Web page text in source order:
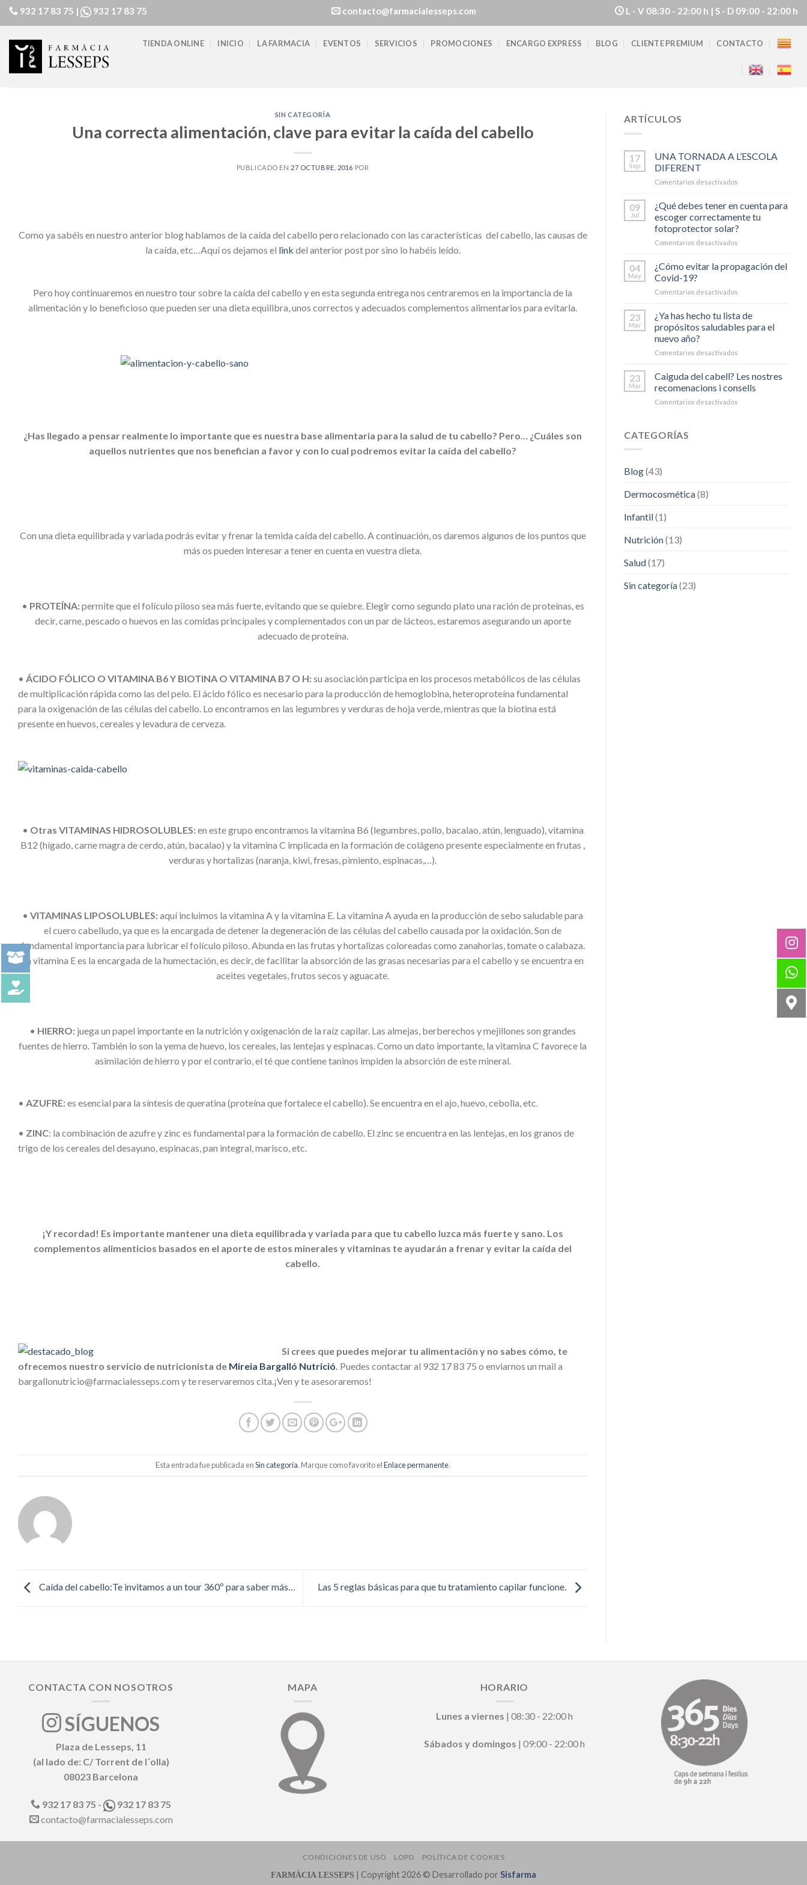
Skip
content
932 17 83 75 | 932 17 83 75 contacto@farmacialesseps.com L - V 08:30 - 22:00 h | S - D 09:00 - 22:00 h
TIENDA ONLINE INICIO LA FARMACIA EVENTOS SERVICIOS PROMOCIONES ENCARGO EXPRESS BLOG CLIENTE PREMIUM CONTACTO
SIN CATEGORÍA
Una correcta alimentación, clave para evitar la caída del cabello
PUBLICADO EN 27 OCTUBRE, 2016 POR
Como ya sabéis en nuestro anterior blog hablamos de la caída del cabello pero relacionado con las características del cabello, las causas de
la caída, etc…Aquí os dejamos el link del anterior post por sino lo habéis leído.
Pero hoy continuaremos en nuestro tour sobre la caída del cabello y en esta segunda entrega nos centraremos en la importancia de la
alimentación y lo beneficioso que pueden ser una dieta equilibra, unos correctos y adecuados complementos alimentarios para evitarla.
¿Has llegado a pensar realmente lo importante que es nuestra base alimentaria para la salud de tu cabello? Pero… ¿Cuáles son
aquellos nutrientes que nos benefician a favor y con lo cual podremos evitar la caída del cabello?
Con una dieta equilibrada y variada podrás evitar y frenar la temida caída del cabello. A continuación, os daremos algunos de los puntos que
más os pueden interesar a tener en cuenta en vuestra dieta.
• PROTEÍNA:permite que el folículo piloso sea más fuerte, evitando que se quiebre. Elegir como segundo plato una ración de proteínas, es
decir, carne, pescado o huevos en las comidas principales y complementados con un par de lácteos, estaremos asegurando un aporte
adecuado de proteína.
• ÁCIDO FÓLICO O VITAMINA B6 Y BIOTINA O VITAMINA B7 O H:su asociación participa en los procesos metabólicos de las células
de multiplicación rápida como las del pelo. El ácido fólico es necesario para la producción de hemoglobina, heteroproteína fundamental
para la oxigenación de las células del cabello. Lo encontramos en las legumbres y verduras de hoja verde, mientras que la biotina está
presente en huevos, cereales y levadura de cerveza.
• Otras VITAMINAS HIDROSOLUBLES:en este grupo encontramos la vitamina B6 (legumbres, pollo, bacalao, atún, lenguado), vitamina
B12 (hígado, carne magra de cerdo, atún, bacalao) y la vitamina C implicada en la formación de colágeno presente especialmente en frutas ,
verduras y hortalizas (naranja, kiwi, fresas, pimiento, espinacas,…).
• VITAMINAS LIPOSOLUBLES:aquí incluimos la vitamina A y la vitamina E. La vitamina A ayuda en la producción de sebo saludable para
el cuero cabelludo, ya que es la encargada de detener la degeneración de las células del cabello causada por la oxidación. Son de
fundamental importancia para lubricar el folículo piloso. Abunda en las frutas y hortalizas coloreadas como zanahorias, tomate o calabaza.
La vitamina E es la encargada de la humectación, es decir, de facilitar la absorción de las grasas necesarias para el cabello y se encuentra en
aceites vegetales, frutos secos y aguacate.
• HIERRO: juega un papel importante en la nutrición y oxigenación de la raíz capilar. Las almejas, berberechos y mejillones son grandes
fuentes de hierro. También lo son la yema de huevo, los cereales, las lentejas y espinacas. Como un dato importante, la vitamina C favorece la
asimilación de hierro y por el contrario, el té que contiene taninos impiden la absorción de este mineral.
• AZUFRE:es esencial para la síntesis de queratina (proteína que fortalece el cabello). Se encuentra en el ajo, huevo, cebolla, etc.
• ZINC: la combinación de azufre y zinc es fundamental para la formación de cabello. El zinc se encuentra en las lentejas, en los granos de
trigo de los cereales del desayuno, espinacas, pan integral, marisco, etc.
¡Y recordad! Es importante mantener una dieta equilibrada y variada para que tu cabello luzca más fuerte y sano. Los
complementos alimenticios basados en el aporte de estos minerales y vitaminas te ayudarán a frenar y evitar la caída del
cabello.
Si crees que puedes mejorar tu alimentación y no sabes cómo, te
ofrecemos nuestro servicio de nutricionista de Mireia Bargalló Nutrició Puedes contactar al 932 17 83 75 o enviarnos un mail a
bargallonutricio@farmacialesseps.com y te reservaremos cita.¡Ven y te asesoraremos!
Esta entrada fue publicada enSin categoría. Marque como favorito elEnlace permanente.
Caída del cabello:Te invitamos a un tour 360º para saber más… Las 5 reglas básicas para que tu tratamiento capilar funcione.
ARTÍCULOS
17
Sep
UNA TORNADA A L’ESCOLA
DIFERENT
Comentarios desactivados
TORNADA
L’ESCOLA
09
Jul
¿Qué debes tener en cuenta para
escoger correctamente tu
fotoprotector solar?
Comentarios desactivados
tener
escoger
correctamente
04
May
¿Cómo evitar la propagación del
Covid-19?
Comentarios desactivados
evitar
propagación
23
Mar
¿Ya has hecho tu lista de
propósitos saludables para el
nuevo año?
Comentarios desactivados
has
tu
23
Mar
Caiguda del cabell? Les nostres
recomenacions i consells
Comentarios desactivados
CATEGORÍAS
Blog(43)
Dermocosmética(8)
Infantil(1)
Nutrición(13)
Salud(17)
Sin categoría(23)
CONTACTA CON NOSOTROS
SÍGUENOS
Plaza de Lesseps, 11
(al lado de: C/ Torrent de l´olla)
08023 Barcelona
932 17 83 75 -
932 17 83 75
contacto@farmacialesseps.com
MAPA HORARIO
Lunes a viernes | 08:30 - 22:00 h
Sábados y domingos | 09:00 - 22:00 h
CONDICIONES DE USO LOPD POLÍTICA DE COOKIES
FARMÀCIA LESSEPS | Copyright 2026 © Desarrollado por Sisfarma